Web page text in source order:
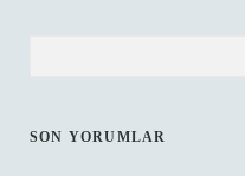
SON YORUMLAR